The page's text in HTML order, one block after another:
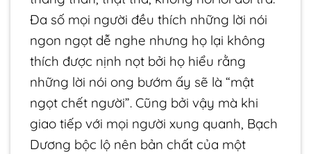
Đa số mọi người đều thích những lời nói
ngon ngọt dễ nghe nhưng họ lại không
thích được nịnh nọt bởi họ hiểu rằng
những lời nói ong bướm ấy sẽ là “mật
ngọt chết người”. Cũng bởi vậy mà khi
giao tiếp với mọi người xung quanh, Bạch
Dương bộc lộ nên bản chất của một